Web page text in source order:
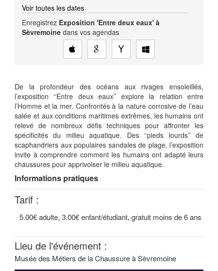
Voir toutes les dates
Enregistrez Exposition 'Entre deux eaux' à
Sèvremoine dans vos agendas
De la profondeur des océans aux rivages ensoleillés,
l’exposition ‘‘Entre deux eaux’’ explore la relation entre
l’Homme et la mer. Confrontés à la nature corrosive de l’eau
salée et aux conditions maritimes extrêmes, les humains ont
relevé de nombreux défis techniques pour affronter les
spécificités du milieu aquatique. Des ‘‘pieds lourds’’ de
scaphandriers aux populaires sandales de plage, l’exposition
invite à comprendre comment les humains ont adapté leurs
chaussures pour apprivoiser le milieu aquatique.
Informations pratiques
Tarif :
5.00€ adulte, 3.00€ enfant/étudiant, gratuit moins de 6 ans
Lieu de l'événement :
Musée des Métiers de la Chaussure à Sèvremoine